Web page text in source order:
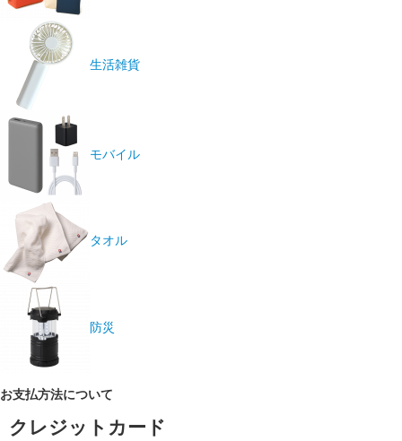
生活雑貨
モバイル
タオル
防災
お支払方法について
クレジットカード